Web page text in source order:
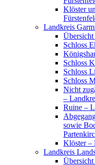
Klöster
Landkreis
Schloss
Schloss
Schloss
Schloss
Nicht
–
Ruine –
sowie
Klöster –
Landkreis